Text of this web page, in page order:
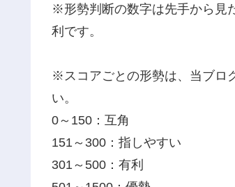
※形勢判断の数字は先手から見
利です。
※スコアごとの形勢は、当ブロ
い。
0～150：互角
151～300：指しやすい
301～500：有利